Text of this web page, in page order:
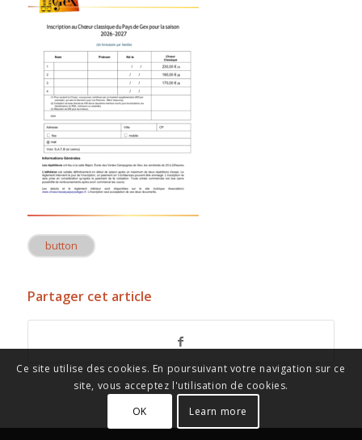
button
Partager cet article
Ce site utilise des cookies. En poursuivant votre navigation sur ce
site, vous acceptez l'utilisation de cookies.
OK
Learn more